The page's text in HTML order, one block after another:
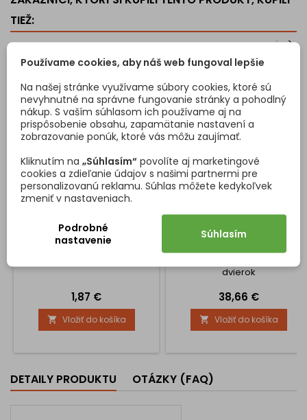
TIEŽ:
>
<
SAMOREZNÁ SKRUTKA DO
Samorezná skrutka do dreva
zinková / 100ks
Cena
1,87 €
 Vložiť do košíka
ZAFRÉZOVANIE VEGAS /
Zafrézovacia úchytka na
dvierok
Cena
38,66 €
 Vložiť do košíka
DETAILY PRODUKTU OTÁZKY (FAQ)
Používame cookies, aby náš web fungoval lepšie
Na našej stránke využívame súbory cookies, ktoré sú
nevyhnutné na správne fungovanie stránky a pohodlný
nákup. S vaším súhlasom ich používame aj na
prispôsobenie obsahu, zapamätanie nastavení a
zobrazovanie ponúk, ktoré vás môžu zaujímať.
Kliknutím na „Súhlasím“ povolíte aj marketingové
cookies a zdieľanie údajov s našimi partnermi pre
personalizovanú reklamu. Súhlas môžete kedykoľvek
zmeniť v nastaveniach.
Podrobné
nastavenie
Súhlasím